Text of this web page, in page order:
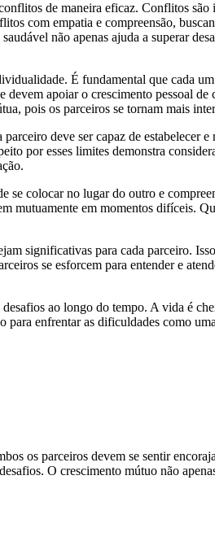
de maneira eficaz. Conflitos
com empatia e compreensão,
não apenas ajuda a superar
É fundamental que cada
apoiar o crescimento pessoal
pois os parceiros se tornam mais
deve ser capaz de
por esses limites demonstra
colocar no lugar do outro e
mutuamente em momentos difíceis.
significativas para cada parceiro.
se esforcem para entender e
ao longo do tempo. A vida é
enfrentar as dificuldades como
os parceiros devem se sentir
O crescimento mútuo não